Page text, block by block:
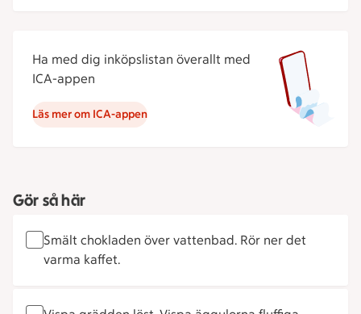
Ha med dig inköpslistan överallt med
ICA-appen
Läs mer om ICA-appen
Gör så här
Smält chokladen över vattenbad. Rör ner det
varma kaffet.